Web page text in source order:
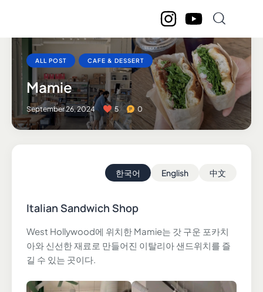
ALL POST CAFE & DESSERT
Mamie
September 26, 2024 5 0
한국어 English 中文
Italian Sandwich Shop
West Hollywood에 위치한 Mamie는 갓 구운 포카치
아와 신선한 재료로 만들어진 이탈리아 샌드위치를 즐
길 수 있는 곳이다.